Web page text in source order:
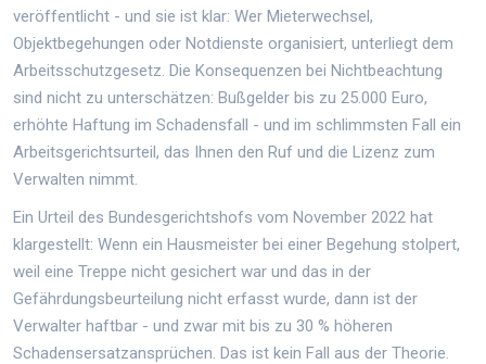
veröffentlicht - und sie ist klar: Wer Mieterwechsel,
Objektbegehungen oder Notdienste organisiert, unterliegt dem
Arbeitsschutzgesetz. Die Konsequenzen bei Nichtbeachtung
sind nicht zu unterschätzen: Bußgelder bis zu 25.000 Euro,
erhöhte Haftung im Schadensfall - und im schlimmsten Fall ein
Arbeitsgerichtsurteil, das Ihnen den Ruf und die Lizenz zum
Verwalten nimmt.
Ein Urteil des Bundesgerichtshofs vom November 2022 hat
klargestellt: Wenn ein Hausmeister bei einer Begehung stolpert,
weil eine Treppe nicht gesichert war und das in der
Gefährdungsbeurteilung nicht erfasst wurde, dann ist der
Verwalter haftbar - und zwar mit bis zu 30 % höheren
Schadensersatzansprüchen. Das ist kein Fall aus der Theorie.